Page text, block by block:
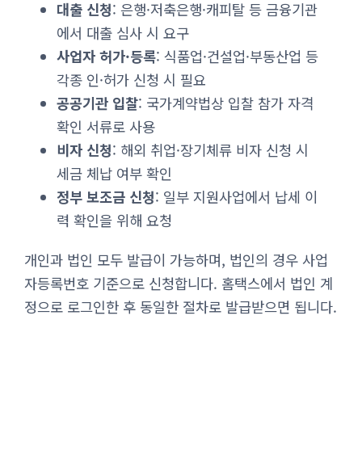
대출 신청: 은행·저축은행·캐피탈 등 금융기관
에서 대출 심사 시 요구
사업자 허가·등록: 식품업·건설업·부동산업 등
각종 인·허가 신청 시 필요
공공기관 입찰: 국가계약법상 입찰 참가 자격
확인 서류로 사용
비자 신청: 해외 취업·장기체류 비자 신청 시
세금 체납 여부 확인
정부 보조금 신청: 일부 지원사업에서 납세 이
력 확인을 위해 요청
개인과 법인 모두 발급이 가능하며, 법인의 경우 사업
자등록번호 기준으로 신청합니다. 홈택스에서 법인 계
정으로 로그인한 후 동일한 절차로 발급받으면 됩니다.